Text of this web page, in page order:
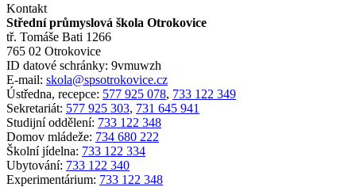
Kontakt
Střední průmyslová škola Otrokovice
tř. Tomáše Bati 1266
765 02 Otrokovice
ID datové schránky: 9vmuwzh
E-mail: skola@spsotrokovice.cz
Ústředna, recepce: 577 925 078, 733 122 349
Sekretariát: 577 925 303, 731 645 941
Studijní oddělení: 733 122 348
Domov mládeže: 734 680 222
Školní jídelna: 733 122 334
Ubytování: 733 122 340
Experimentárium: 733 122 348